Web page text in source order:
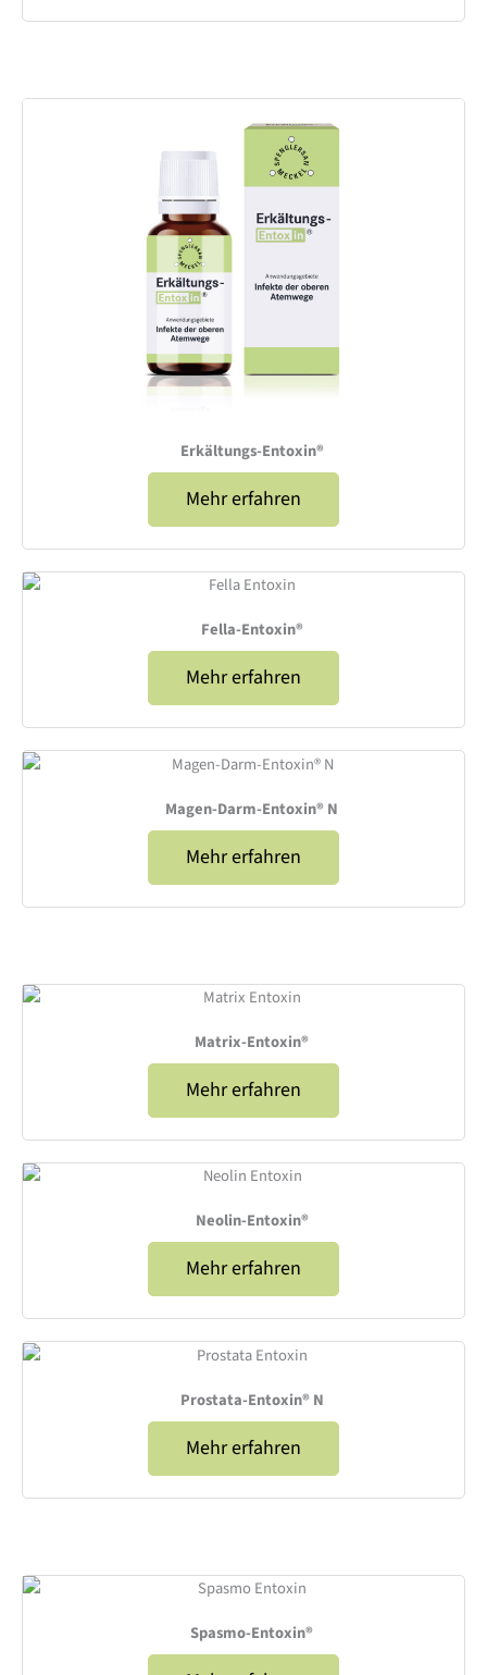
Erkältungs-Entoxin®
Mehr erfahren
Fella-Entoxin®
Mehr erfahren
Magen-Darm-Entoxin® N
Mehr erfahren
Matrix-Entoxin®
Mehr erfahren
Neolin-Entoxin®
Mehr erfahren
Prostata-Entoxin® N
Mehr erfahren
Spasmo-Entoxin®